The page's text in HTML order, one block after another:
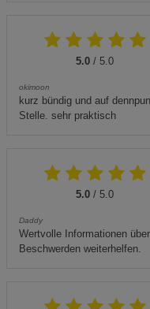
5.0 / 5.0
okimoon
kurz bündig und auf
Stelle. sehr praktisch
5.0 / 5.0
Daddy
Wertvolle Informationen
Beschwerden weiterhelfen.